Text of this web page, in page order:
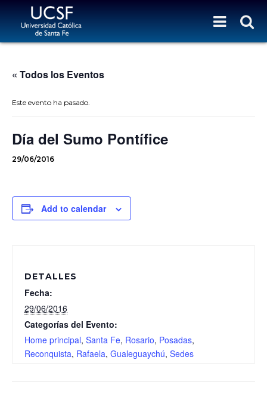
« Todos los Eventos
Este evento ha pasado.
Día del Sumo Pontífice
29/06/2016
Add to calendar
DETALLES
Fecha:
29/06/2016
Categorías del Evento:
Home principal, Santa Fe, Rosario, Posadas,
Reconquista, Rafaela, Gualeguaychú, Sedes